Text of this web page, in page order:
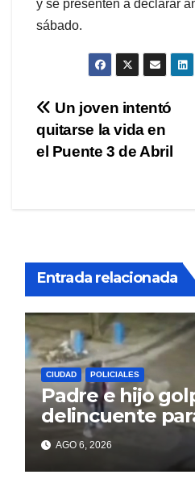
y se presenten a declarar
sábado.
Navegación
de
Un joven intentó
quitarse la vida en
el Puente 3 de Abril
Entrada relacionada
CIUDAD POLICIALES
Padre e hijo
delincuente
un celular
AGO 6, 2026